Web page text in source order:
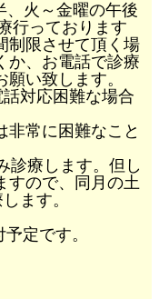
、火～金曜の午後
行っております
制限させて頂く場
か、お電話で診療
い致します。
対応困難な場合
非常に困難なこと
診療します。但し
すので、同月の土
ます。
定です。